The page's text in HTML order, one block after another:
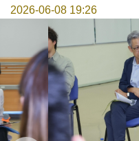
2026-06-08 19:26